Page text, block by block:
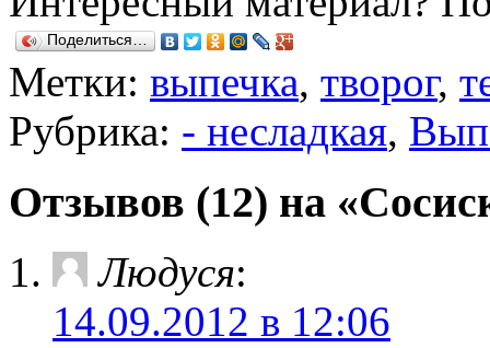
Поделиться…
Метки: выпечка, творог,
Рубрика: - несладкая,
Отзывов (12) на
Людуся:
14.09.2012 в 12:06